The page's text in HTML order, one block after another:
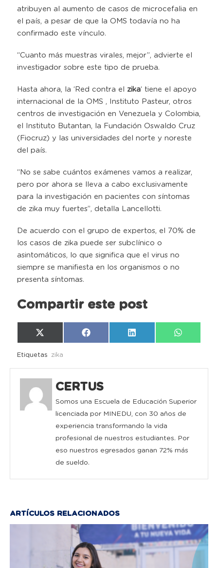
atribuyen al aumento de casos de microcefalia en
el país, a pesar de que la OMS todavía no ha
confirmado este vínculo.
“Cuanto más muestras virales, mejor”, advierte el
investigador sobre este tipo de prueba.
Hasta ahora, la ‘Red contra el zika‘ tiene el apoyo
internacional de la OMS , Instituto Pasteur, otros
centros de investigación en Venezuela y Colombia,
el Instituto Butantan, la Fundación Oswaldo Cruz
(Fiocruz) y las universidades del norte y noreste
del país.
“No se sabe cuántos exámenes vamos a realizar,
pero por ahora se lleva a cabo exclusivamente
para la investigación en pacientes con síntomas
de zika muy fuertes”, detalla Lancellotti.
De acuerdo con el grupo de expertos, el 70% de
los casos de zika puede ser subclínico o
asintomáticos, lo que significa que el virus no
siempre se manifiesta en los organismos o no
presenta síntomas.
Compartir este post
Compartir
en
X
(Twitter)
Compartir
en
Facebook
Compartir
en
LinkedIn
Compartir
en
Etiquetas zika
CERTUS
Somos una Escuela de Educación Superior
licenciada por MINEDU, con 30 años de
experiencia transformando la vida
profesional de nuestros estudiantes. Por
eso nuestros egresados ganan 72% más
de sueldo.
ARTÍCULOS RELACIONADOS